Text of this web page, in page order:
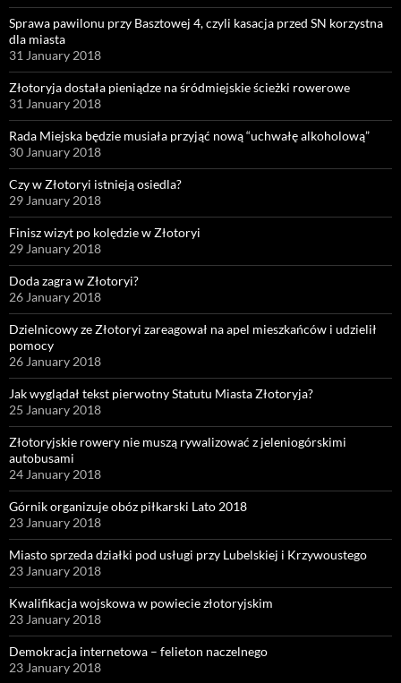
Sprawa pawilonu przy Basztowej 4, czyli kasacja przed SN korzystna
dla miasta
31 January 2018
Złotoryja dostała pieniądze na śródmiejskie ścieżki rowerowe
31 January 2018
Rada Miejska będzie musiała przyjąć nową “uchwałę alkoholową”
30 January 2018
Czy w Złotoryi istnieją osiedla?
29 January 2018
Finisz wizyt po kolędzie w Złotoryi
29 January 2018
Doda zagra w Złotoryi?
26 January 2018
Dzielnicowy ze Złotoryi zareagował na apel mieszkańców i udzielił
pomocy
26 January 2018
Jak wyglądał tekst pierwotny Statutu Miasta Złotoryja?
25 January 2018
Złotoryjskie rowery nie muszą rywalizować z jeleniogórskimi
autobusami
24 January 2018
Górnik organizuje obóz piłkarski Lato 2018
23 January 2018
Miasto sprzeda działki pod usługi przy Lubelskiej i Krzywoustego
23 January 2018
Kwalifikacja wojskowa w powiecie złotoryjskim
23 January 2018
Demokracja internetowa – felieton naczelnego
23 January 2018